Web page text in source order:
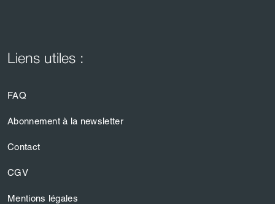
Liens utiles :
FAQ
Abonnement à la newsletter
Contact
CGV
Mentions légales